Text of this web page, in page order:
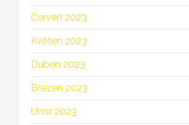
Červen 2023
Květen 2023
Duben 2023
Březen 2023
Únor 2023